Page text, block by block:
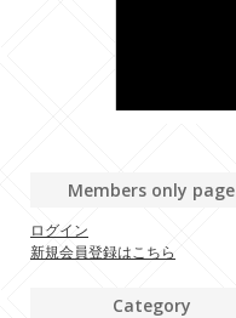
Members only page
ログイン
新規会員登録はこちら
Category